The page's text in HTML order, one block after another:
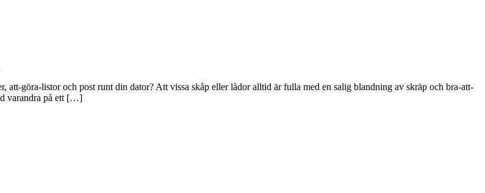
att-göra-listor och post runt din dator? Att vissa skåp eller lådor alltid är fulla med en salig blandning av skräp och bra-att-
varandra på ett […]